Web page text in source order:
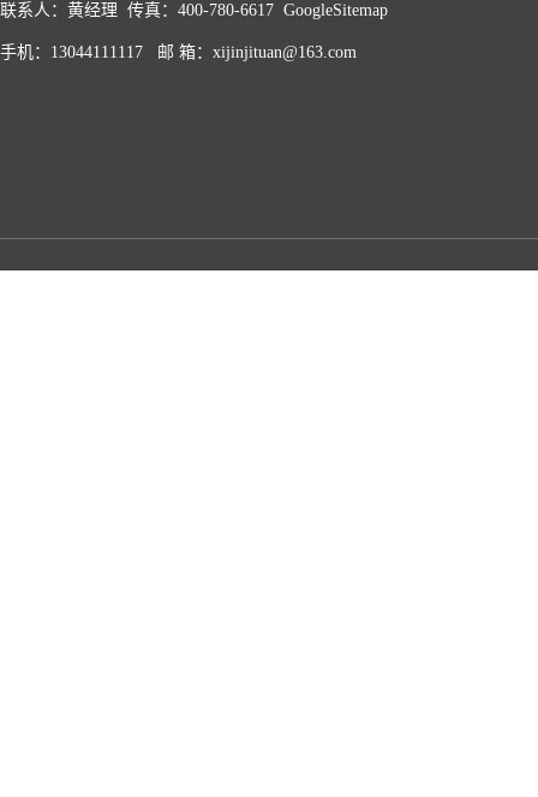
联系人：黄经理 传真：400-780-6617 GoogleSitemap
手机：13044111117 邮 箱：xijinjituan@163.com